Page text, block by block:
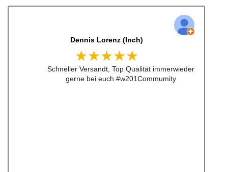
Dennis Lorenz (Inch)
★★★★★
Schneller Versandt, Top Qualität immerwieder
gerne bei euch #w201Commumity